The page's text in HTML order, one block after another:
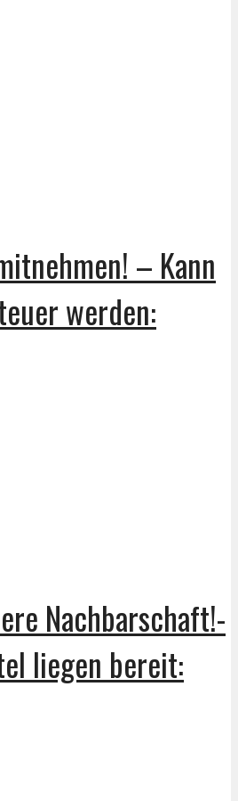
– Kann
werden:
Nachbarschaft!-
liegen bereit: